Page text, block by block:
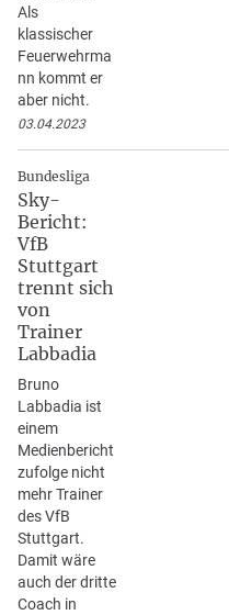
Als
klassischer
Feuerwehrma
nn kommt er
aber nicht.
03.04.2023
Bundesliga
Sky-
Bericht:
VfB
Stuttgart
trennt sich
von
Trainer
Labbadia
Bruno
Labbadia ist
einem
Medienbericht
zufolge nicht
mehr Trainer
des VfB
Stuttgart.
Damit wäre
auch der dritte
Coach in